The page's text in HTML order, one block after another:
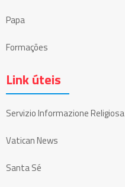
Papa
Formações
Link úteis
Servizio Informazione Religiosa
Vatican News
Santa Sé